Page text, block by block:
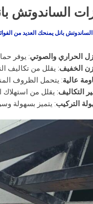
الساندوتش
بانل يمنحك العديد من
الحراري والصوتي: يوفر
الخفيف: يقلل من تكاليف
عالية: يتحمل الظروف
التكاليف: يقلل من استهلاك
التركيب: يتميز بسهولة